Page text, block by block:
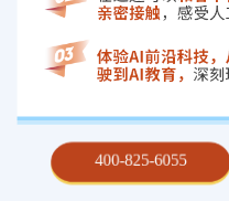
400-825-6055